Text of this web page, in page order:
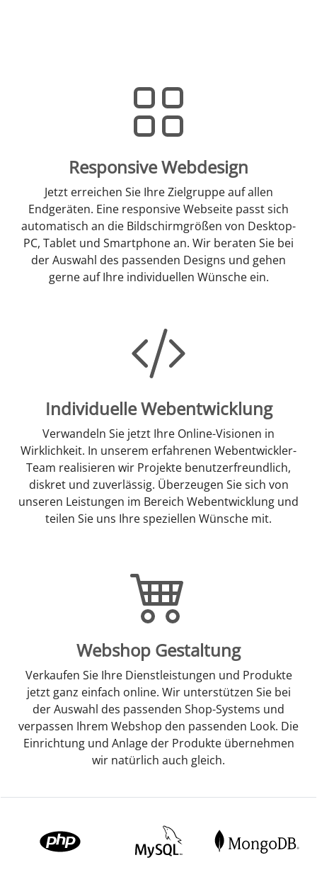
Responsive Webdesign
Jetzt erreichen Sie Ihre Zielgruppe auf allen
Endgeräten. Eine responsive Webseite passt sich
automatisch an die Bildschirmgrößen von Desktop-
PC, Tablet und Smartphone an. Wir beraten Sie bei
der Auswahl des passenden Designs und gehen
gerne auf Ihre individuellen Wünsche ein.
Individuelle Webentwicklung
Verwandeln Sie jetzt Ihre Online-Visionen in
Wirklichkeit. In unserem erfahrenen Webentwickler-
Team realisieren wir Projekte benutzerfreundlich,
diskret und zuverlässig. Überzeugen Sie sich von
unseren Leistungen im Bereich Webentwicklung und
teilen Sie uns Ihre speziellen Wünsche mit.
Webshop Gestaltung
Verkaufen Sie Ihre Dienstleistungen und Produkte
jetzt ganz einfach online. Wir unterstützen Sie bei
der Auswahl des passenden Shop-Systems und
verpassen Ihrem Webshop den passenden Look. Die
Einrichtung und Anlage der Produkte übernehmen
wir natürlich auch gleich.